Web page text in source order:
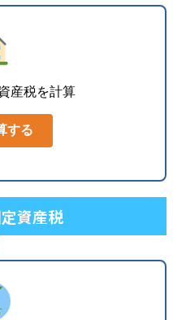
産税を計算
する
資産税